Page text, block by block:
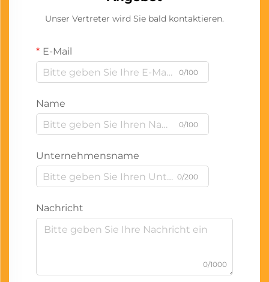
Unser Vertreter wird Sie bald kontaktieren.
E-Mail
0/100
Name
0/100
Unternehmensname
0/200
Nachricht
0/1000